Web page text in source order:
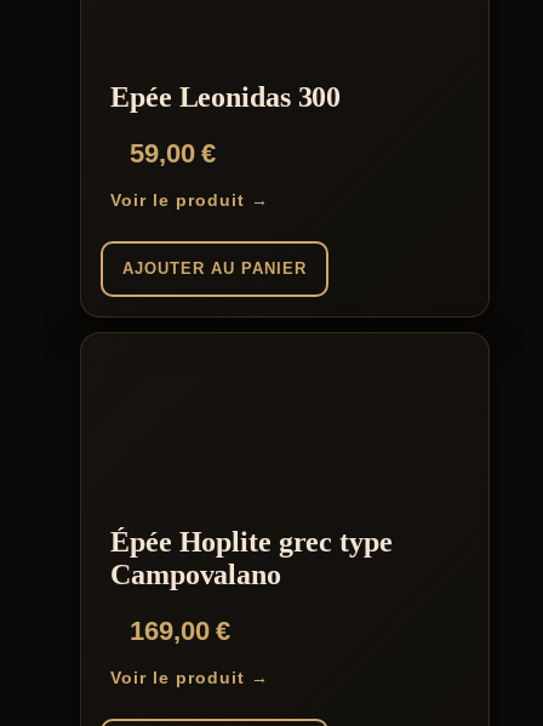
Epée Leonidas 300
59,00€
Voir le produit →
AJOUTER AU PANIER
Épée Hoplite grec type
Campovalano
169,00€
Voir le produit →